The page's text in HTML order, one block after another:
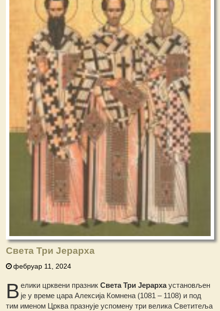
Света Три Јерарха
фебруар 11, 2024
В елики црквени празникСвета Три Јерархаустановљен
је у време цара Алексија Комнена (1081 – 1108) и под
тим именом Црква празнује успомену три велика Светитеља